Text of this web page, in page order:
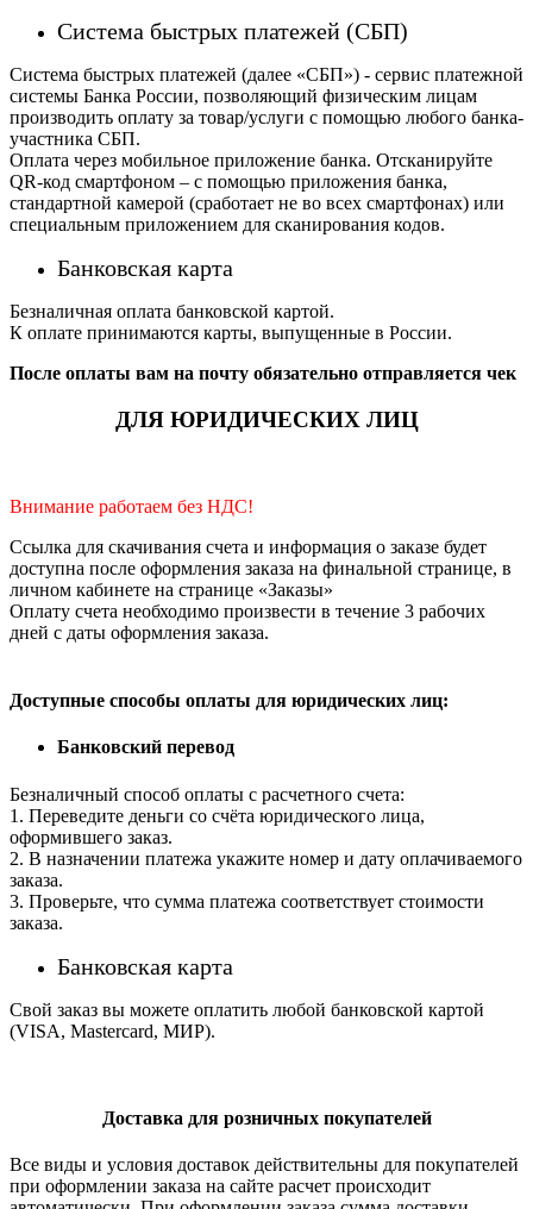
Система быстрых платежей (СБП)
Система быстрых платежей (далее «СБП») - сервис платежной
системы Банка России, позволяющий физическим лицам
производить оплату за товар/услуги с помощью любого банка-
участника СБП.
Оплата через мобильное приложение банка. Отсканируйте
QR-код смартфоном – с помощью приложения банка,
стандартной камерой (сработает не во всех смартфонах) или
специальным приложением для сканирования кодов.
Банковская карта
Безналичная оплата банковской картой.
К оплате принимаются карты, выпущенные в России.
После оплаты вам на почту обязательно отправляется чек
ДЛЯ ЮРИДИЧЕСКИХ ЛИЦ
Внимание работаем без НДС!
Ссылка для скачивания счета и информация о заказе будет
доступна после оформления заказа на финальной странице, в
личном кабинете на странице «Заказы»
Оплату счета необходимо произвести в течение 3 рабочих
дней с даты оформления заказа.
Доступные способы оплаты для юридических лиц:
Банковский перевод
Безналичный способ оплаты с расчетного счета:
1. Переведите деньги со счёта юридического лица,
оформившего заказ.
2. В назначении платежа укажите номер и дату оплачиваемого
заказа.
3. Проверьте, что сумма платежа соответствует стоимости
заказа.
Банковская карта
Свой заказ вы можете оплатить любой банковской картой
(VISA, Mastercard, МИР).
Доставка для розничных покупателей
Все виды и условия доставок действительны для покупателей
при оформлении заказа на сайте расчет происходит